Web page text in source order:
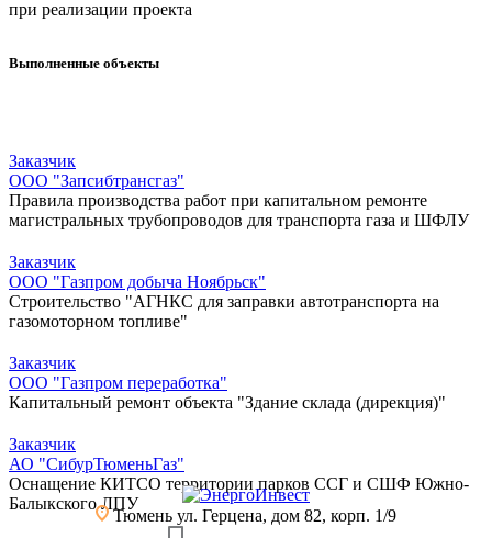
при реализации проекта
Выполненные объекты
Заказчик
ООО "Запсибтрансгаз"
Правила производства работ при капитальном ремонте
магистральных трубопроводов для транспорта газа и ШФЛУ
Заказчик
ООО "Газпром добыча Ноябрьск"
Строительство "АГНКС для заправки автотранспорта на
газомоторном топливе"
Заказчик
ООО "Газпром переработка"
Капитальный ремонт объекта "Здание склада (дирекция)"
Заказчик
АО "СибурТюменьГаз"
Оснащение КИТСО территории парков ССГ и СШФ Южно-
Балыкского ЛПУ
Тюмень ул. Герцена, дом 82, корп. 1/9